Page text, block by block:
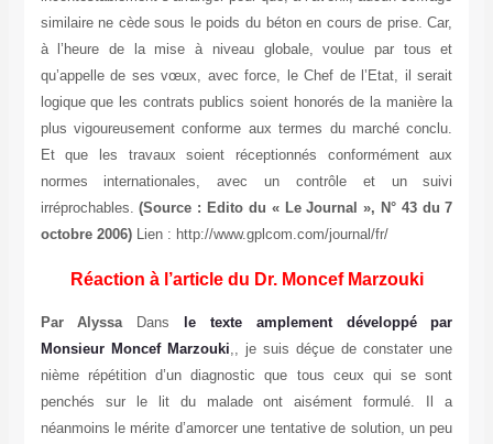
similaire ne cède sous le poids du béton en cours de prise. Car,
à l’heure de la mise à niveau globale, voulue par tous et
qu’appelle de ses vœux, avec force, le Chef de l’Etat, il serait
logique que les contrats publics soient honorés de la manière la
plus vigoureusement conforme aux termes du marché conclu.
Et que les travaux soient réceptionnés conformément aux
normes internationales, avec un contrôle et un suivi
irréprochables.(Source : Edito du « Le Journal », N° 43 du 7
octobre 2006)Lien : http://www.gplcom.com/journal/fr/
Réaction à l’article du Dr. Moncef Marzouki
Par Alyssa Dans
le texte amplement développé par
Monsieur Moncef Marzouki ,, je suis déçue de constater une
nième répétition d’un diagnostic que tous ceux qui se sont
penchés sur le lit du malade ont aisément formulé. Il a
néanmoins le mérite d’amorcer une tentative de solution, un peu